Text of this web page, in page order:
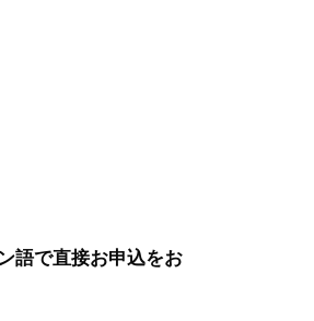
語で直接お申込をお